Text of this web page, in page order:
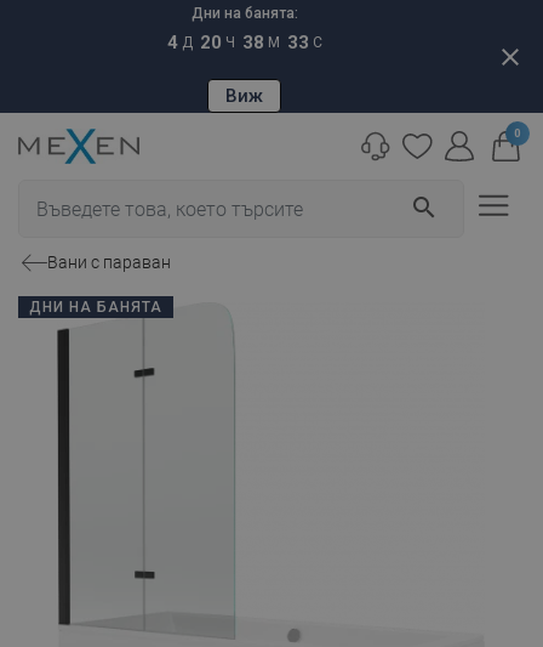
Дни на банята:
4 Д 20 Ч 38 М 32 С
Виж
close
search
0
Вани с параван
ДНИ НА БАНЯТА